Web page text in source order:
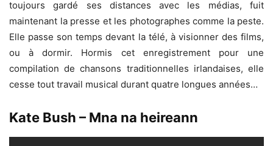
toujours gardé ses distances avec les médias, fuit
maintenant la presse et les photographes comme la peste.
Elle passe son temps devant la télé, à visionner des films,
ou à dormir. Hormis cet enregistrement pour une
compilation de chansons traditionnelles irlandaises, elle
cesse tout travail musical durant quatre longues années…
Kate Bush – Mna na heireann